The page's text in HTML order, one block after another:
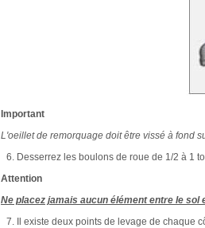
Important
L'oeillet de remorquage doit être vissé à fond
Desserrez les boulons de roue de 1/2 à 1
Attention
Ne placez jamais aucun élément entre le
Il existe deux points de levage de chaque